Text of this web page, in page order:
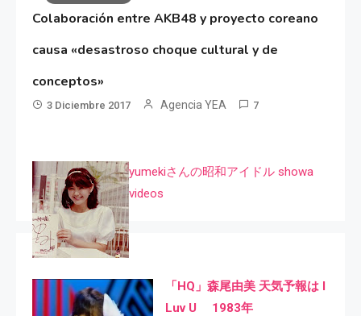
Colaboración entre AKB48 y proyecto coreano
causa «desastroso choque cultural y de
conceptos»
3 Diciembre 2017 Agencia YEA 7
yumekiさんの昭和アイドル showa
videos
「HQ」森尾由美 天気予報は I
Luv U 1983年